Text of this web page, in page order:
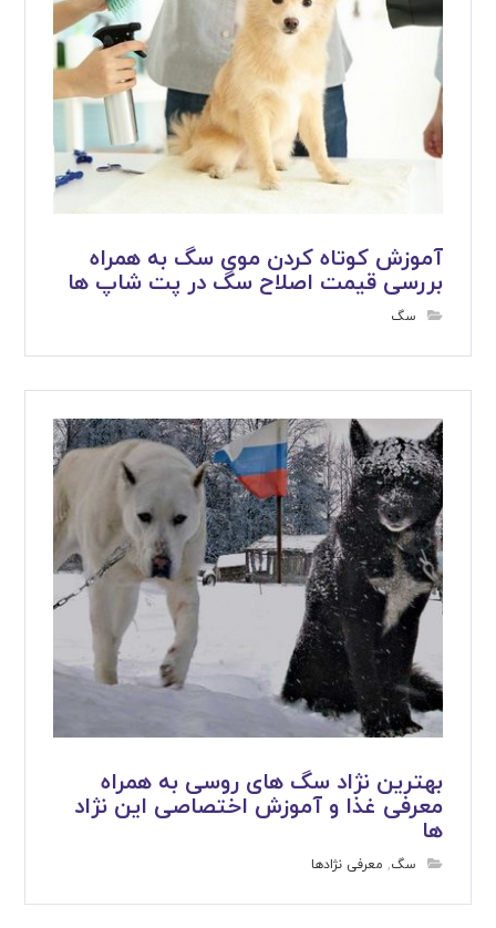
آموزش کوتاه کردن موی سگ به همراه
بررسی قیمت اصلاح سگ در پت شاپ ها
سگ
بهترین نژاد سگ های روسی به همراه
معرفی غذا و آموزش اختصاصی این نژاد
ها
سگ, معرفی نژادها